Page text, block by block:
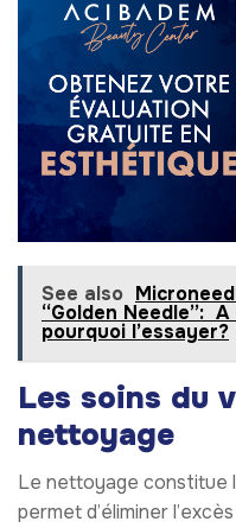
See also
“Golden Needle”:
pourquoi l’essayer?
Les soins du
nettoyage
Le nettoyage constitue
permet d’éliminer